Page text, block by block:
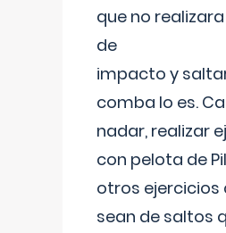
que no
de
impacto y
comba lo es.
nadar, realizar
con pelota de
otros ejercicios
sean de saltos